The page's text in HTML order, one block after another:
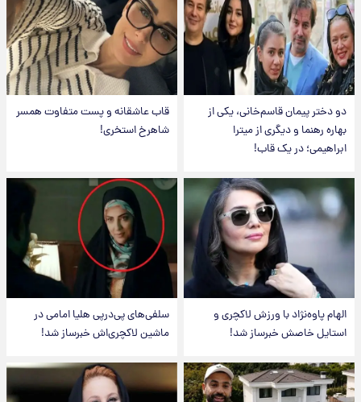
دو دختر پیمان قاسم‌خانی، یکی از
بهاره رهنما و دیگری از میترا
ابراهیمی؛ در یک قاب!
قاب عاشقانه و پست متفاوت همسر
شاهرخ استخری!
الهام پاوه‌نژاد با ورزش لاکچری و
استایل خاصش خبرساز شد!
سلفی‌های پی‌درپی هلیا امامی در
ماشین لاکچری‌اش خبرساز شد!